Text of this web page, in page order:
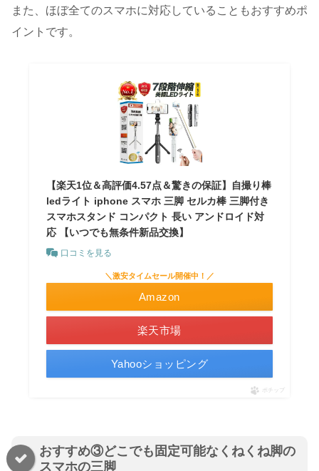
また、ほぼ全てのスマホに対応していることもおすすめポ
イントです。
【楽天1位＆高評価4.57点＆驚きの保証】自撮り棒
ledライト iphone スマホ 三脚 セルカ棒 三脚付き
スマホスタンド コンパクト 長い アンドロイド対
応 【いつでも無条件新品交換】
口コミを見る
＼激安タイムセール開催中！／
Amazon
楽天市場
Yahooショッピング
ポチップ
おすすめ③どこでも固定可能なくねくね脚の
スマホの三脚